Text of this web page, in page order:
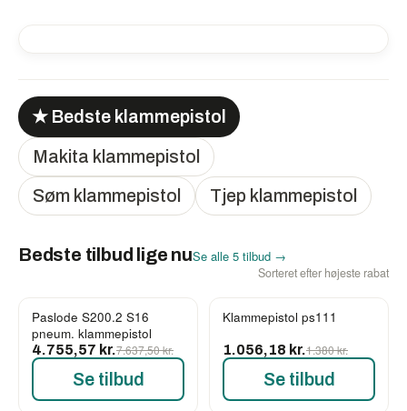
-38% -23% -14%
★ Bedste klammepistol
Makita klammepistol
Søm klammepistol Tjep klammepistol
Bedste tilbud lige nuSe alle 5 tilbud →
Sorteret efter højeste rabat
-38%
Paslode S200.2 S16
pneum. klammepistol
4.755,57 kr.7.637,50 kr.
Se tilbud
-23%
Klammepistol ps111
1.056,18 kr.1.380 kr.
Se tilbud